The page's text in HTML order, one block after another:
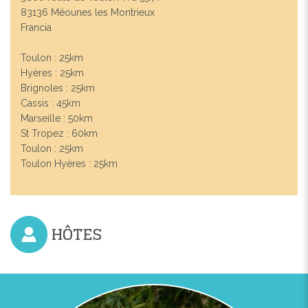
83136 Méounes les Montrieux
Francia
Toulon : 25km
Hyères : 25km
Brignoles : 25km
Cassis : 45km
Marseille : 50km
St Tropez : 60km
Toulon : 25km
Toulon Hyères : 25km
HÔTES